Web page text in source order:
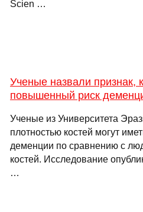
Scien …
Ученые назвали признак,
повышенный риск
Ученые из Университета
плотностью костей могут
деменции по сравнению с
костей. Исследование
…